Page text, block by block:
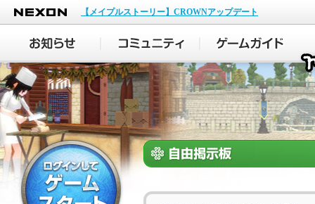
NEXON
【メイプルストーリー】CROWNアップデート